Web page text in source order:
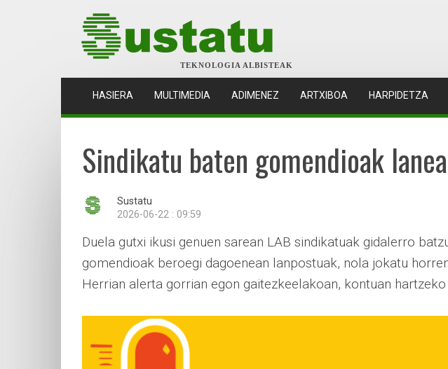
TEKNOLOGIA ALBISTEAK
HASIERA (CURRENT)
MULTIMEDIA ADIMENEZ ARTXIBOA HARPIDETZA
Sindikatu baten gomendioak
Sustatu
2026-06-22 : 09:59
Duela gutxi ikusi genuen sarean LAB sindikatuak gidalerro
gomendioak beroegi dagoenean lanpostuak, nola jokatu
Herrian alerta gorrian egon gaitezkeelakoan, kontuan hartzeko